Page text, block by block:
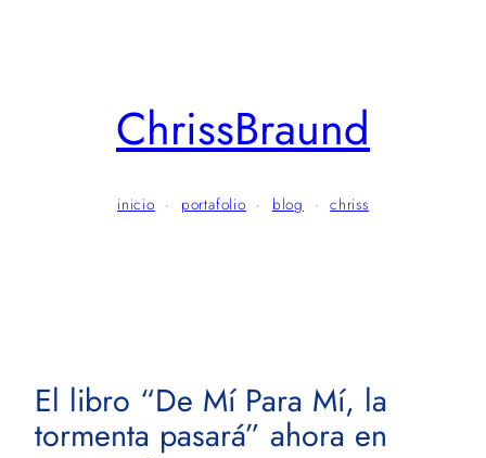
ChrissBraund
inicio · portafolio · blog ·chriss
El libro “De Mí Para Mí, la
tormenta pasará” ahora en